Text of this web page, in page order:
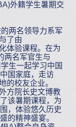
外籍学生暑期交
两名领导力系军
了由
体验课程。在为
两名军官生与
生一起学习中国
国家庭，走访
的校友企业。
方院长史文博教
该暑期课程，为
，体验悠久历史
的精神盛宴。